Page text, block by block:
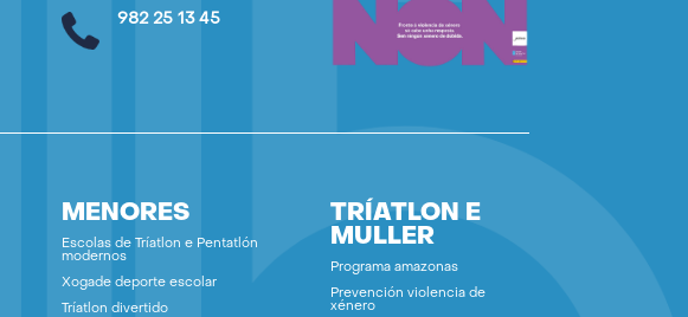
982 25 13 45
MENORES
Escolas de Tríatlon e Pentatlón
modernos
Xogade deporte escolar
Tríatlon divertido
TRÍATLON E
MULLER
Programa amazonas
Prevención violencia de
xénero